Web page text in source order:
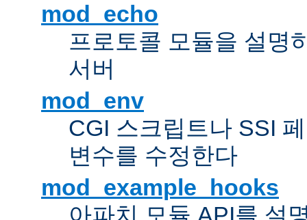
mod_echo
프로토콜 모듈을 설명
서버
mod_env
CGI 스크립트나 SSI
변수를 수정한다
mod_example_hooks
아파치 모듈 API를 설